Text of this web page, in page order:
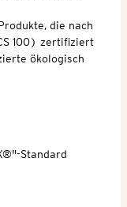
die nach
100) zertifiziert
ökologisch
Standard